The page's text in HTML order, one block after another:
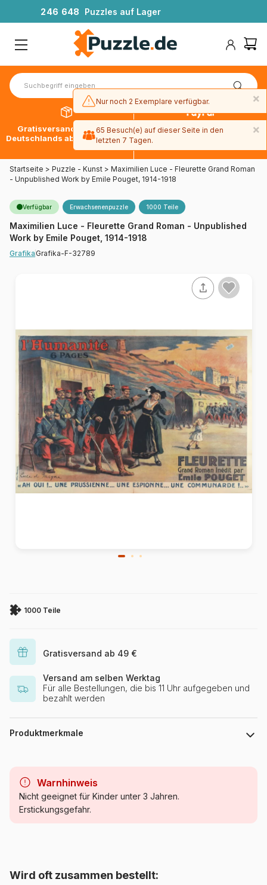
246 648 Puzzles auf Lager
Gratisversand innerhalb
Deutschlands ab 49 € mit DPD
30 Tage später bezahlen
Startseite > Puzzle - Kunst > Maximilien Luce - Fleurette Grand Roman
- Unpublished Work by Emile Pouget, 1914-1918
Verfügbar Erwachsenenpuzzle 1000 Teile
Maximilien Luce - Fleurette Grand Roman - Unpublished
Work by Emile Pouget, 1914-1918
Grafika Grafika-F-32789
1000 Teile
Gratisversand ab 49 €
Versand am selben Werktag
Für alle Bestellungen, die bis 11 Uhr aufgegeben und
bezahlt werden
Produktmerkmale
Kategorie Puzzle - Kunst
Warnhinweis
Nicht geeignet für Kinder unter 3 Jahren.
Erstickungsgefahr.
Wird oft zusammen bestellt:
×
Nur noch 2 Exemplare verfügbar.
×
65 Besuch(e) auf dieser Seite in den
letzten 7 Tagen.